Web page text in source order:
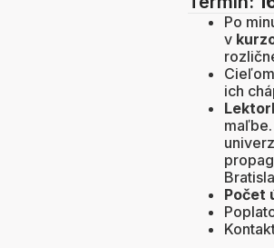
Po
v
ich
Počet